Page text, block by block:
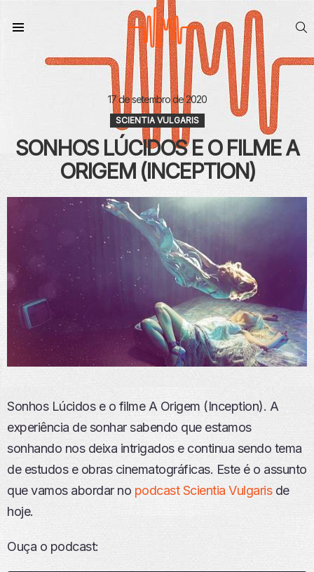
17 de setembro de 2020
SCIENTIA VULGARIS
SONHOS LÚCIDOS E O FILME A
ORIGEM (INCEPTION)
Sonhos Lúcidos e o filme A Origem (Inception). A
experiência de sonhar sabendo que estamos
sonhando nos deixa intrigados e continua sendo tema
de estudos e obras cinematográficas. Este é o assunto
que vamos abordar no podcast Scientia Vulgarisde
hoje.
Ouça o podcast: